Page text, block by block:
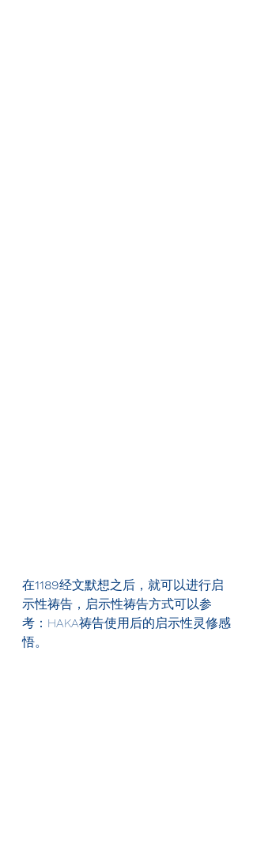
在1189经文默想之后，就可以进行启
示性祷告，启示性祷告方式可以参
考：HAKA祷告使用后的启示性灵修感
悟。